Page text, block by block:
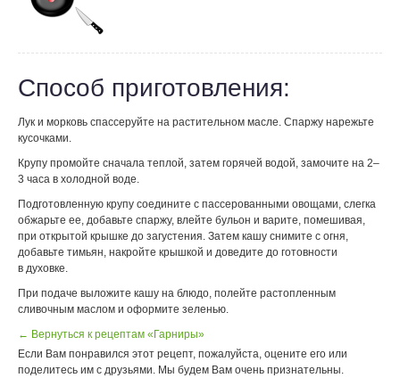
Способ приготовления:
Лук и морковь спассеруйте на растительном масле. Спаржу нарежьте
кусочками.
Крупу промойте сначала теплой, затем горячей водой, замочите на 2–
3 часа в холодной воде.
Подготовленную крупу соедините с пассерованными овощами, слегка
обжарьте ее, добавьте спаржу, влейте бульон и варите, помешивая,
при открытой крышке до загустения. Затем кашу снимите с огня,
добавьте тимьян, накройте крышкой и доведите до готовности
в духовке.
При подаче выложите кашу на блюдо, полейте растопленным
сливочным маслом и оформите зеленью.
← Вернуться к рецептам «Гарниры»
Если Вам понравился этот рецепт, пожалуйста, оцените его или
поделитесь им с друзьями. Мы будем Вам очень признательны.